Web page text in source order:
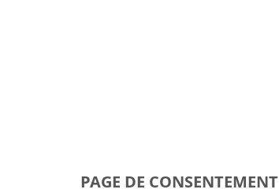
PAGE DE CONSENTEMENT